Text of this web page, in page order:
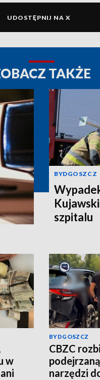
UDOSTĘPNIJ NA X
TAKŻE
BYDGOSZCZ
szpitalu
w
BYDGOSZCZ
CBZC
narzędzi